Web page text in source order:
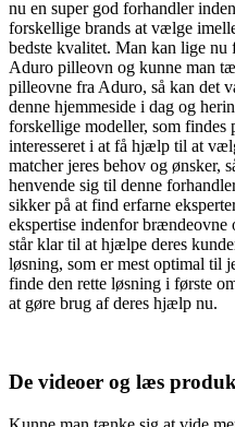
nu en super god forhandler
forskellige brands at vælge
bedste kvalitet. Man kan lige
Aduro pilleovn og kunne man
pilleovne fra Aduro, så kan det
denne hjemmeside i dag og
forskellige modeller, som findes
interesseret i at få hjælp til at
matcher jeres behov og ønsker,
henvende sig til denne
sikker på at find erfarne
ekspertise indenfor brændeovne
står klar til at hjælpe deres
løsning, som er mest optimal til
finde den rette løsning i første
at gøre brug af deres hjælp nu.
De videoer og læs